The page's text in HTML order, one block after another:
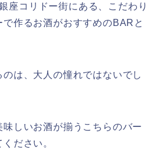
座コリドー街にある、こだわり
作るお酒がおすすめのBARと
は、大人の憧れではないでし
しいお酒が揃うこちらのバー
ださい。